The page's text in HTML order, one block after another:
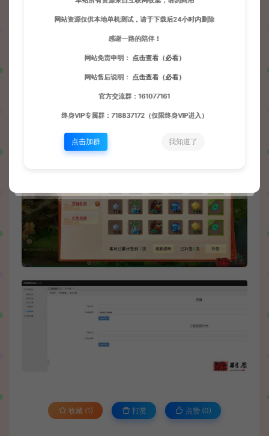
收藏 (1) 打赏 点赞 (0)
网站资源仅供本地单机测试，请于下载后24小时内删除
感谢一路的陪伴！
网站免责申明： 点击查看（必看）
网站售后说明： 点击查看（必看）
官方交流群：161077161
终身VIP专属群：718837172（仅限终身VIP进入）
点击加群 我知道了